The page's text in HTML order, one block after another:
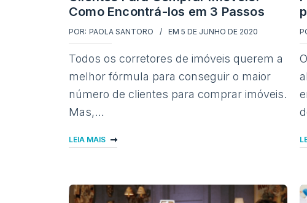
Como Encontrá-los em 3 Passos
POR: PAOLA SANTORO EM 5 DE JUNHO DE 2020
Todos os corretores de imóveis querem a
melhor fórmula para conseguir o maior
número de clientes para comprar imóveis.
Mas,…
LEIA MAIS